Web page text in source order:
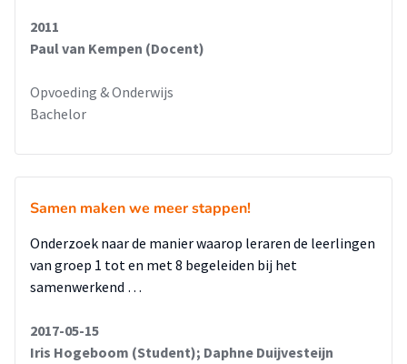
2011
Paul van Kempen (Docent)
Opvoeding & Onderwijs
Bachelor
Samen maken we meer stappen!
Onderzoek naar de manier waarop leraren de leerlingen
van groep 1 tot en met 8 begeleiden bij het
samenwerkend …
2017-05-15
Iris Hogeboom (Student); Daphne Duijvesteijn